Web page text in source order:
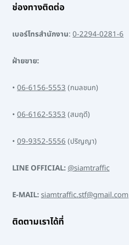
ช่องทางติดต่อ
เบอร์โทรสำนักงาน: 0-2294-0281-6
ฝ่ายขาย:
• 06-6156-5553(กมลชนก)
• 06-6162-5353(สมฤดี)
• 09-9352-5556(ปริญญา)
LINE OFFICIAL:@siamtraffic
E-MAIL:siamtraffic.stf@gmail.com
ติดตามเราได้ที่